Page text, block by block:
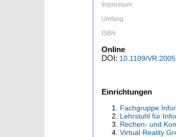
Impressum
Umfang
ISBN
Online
DOI: 10.1109/
Einrichtungen
Fachgruppe
Lehrstuhl für
Rechen- und
Virtual Reality